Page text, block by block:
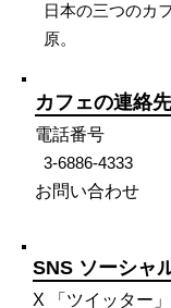
日本の三つのカ
原。
カフェの連絡
電話番号
3-6886-4333
お問い合わせ
SNS ソーシャ
X 「ツイッター」